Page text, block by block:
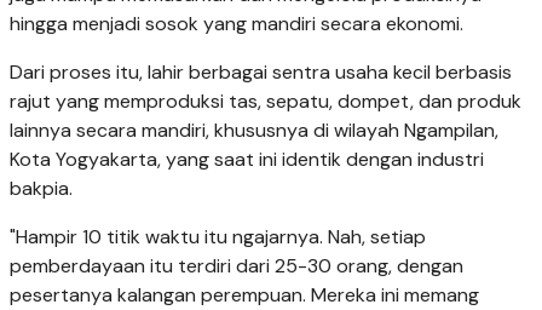
hingga menjadi sosok yang mandiri secara ekonomi.
Dari proses itu, lahir berbagai sentra usaha kecil berbasis
rajut yang memproduksi tas, sepatu, dompet, dan produk
lainnya secara mandiri, khususnya di wilayah Ngampilan,
Kota Yogyakarta, yang saat ini identik dengan industri
bakpia.
"Hampir 10 titik waktu itu ngajarnya. Nah, setiap
pemberdayaan itu terdiri dari 25-30 orang, dengan
pesertanya kalangan perempuan. Mereka ini memang